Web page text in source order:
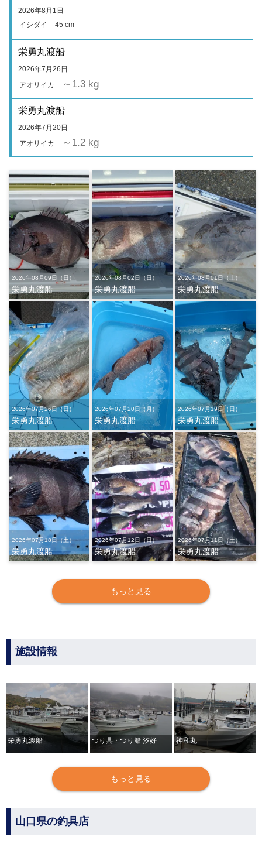
2026年8月1日
イシダイ
45 cm
栄勇丸渡船
2026年7月26日
アオリイカ
～1.3 kg
栄勇丸渡船
2026年7月20日
アオリイカ
～1.2 kg
2026年08月09日（日）
栄勇丸渡船
2026年08月02日（日）
栄勇丸渡船
2026年08月01日（土）
栄勇丸渡船
2026年07月26日（日）
栄勇丸渡船
2026年07月20日（月）
栄勇丸渡船
2026年07月19日（日）
栄勇丸渡船
2026年07月18日（土）
栄勇丸渡船
2026年07月12日（日）
栄勇丸渡船
2026年07月11日（土）
栄勇丸渡船
もっと見る
施設情報
栄勇丸渡船 つり具・つり船 汐好 神和丸
もっと見る
山口県の釣具店